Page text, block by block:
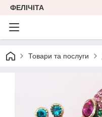
ФЕЛІЧІТА
Товари та послуги